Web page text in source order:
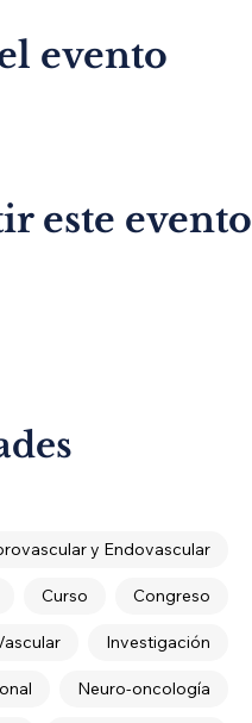
y Endovascular
Congreso
Curso
Investigación
Neuro-oncología
evento
este evento